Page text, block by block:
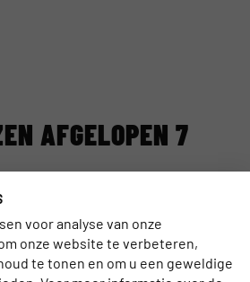
AFGELOPEN 7
SKILLS VERBETEREN
voor analyse van onze
onze website te verbeteren,
te tonen en om u een geweldige